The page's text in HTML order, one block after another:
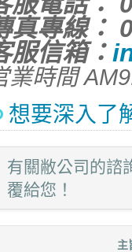
真專線：
服信箱：
業時間
想要深入了
有關敝公司的諮
覆給您！
主